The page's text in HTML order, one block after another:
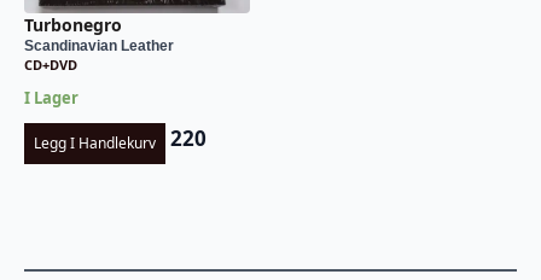
Turbonegro
Scandinavian Leather
CD+DVD
I Lager
Legg I Handlekurv 220